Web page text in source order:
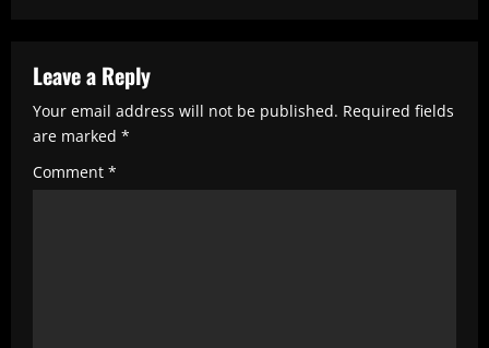
R
e
a
d
Leave a Reply
Your email address will not be published. Required fields
are marked *
Comment *